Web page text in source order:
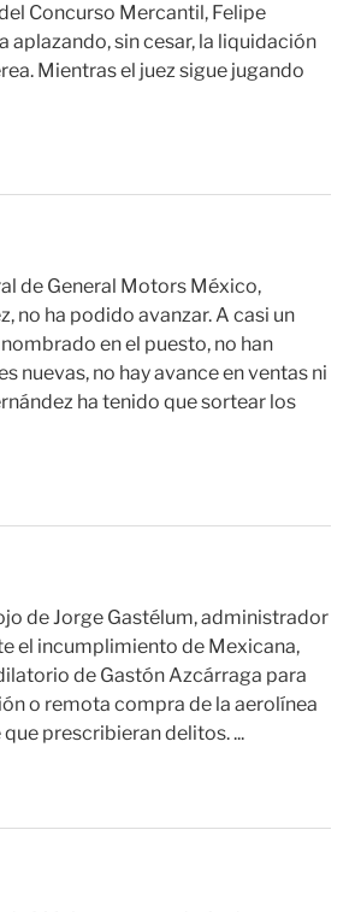
Concurso Mercantil, Felipe
aplazando, sin cesar, la liquidación
Mientras el juez sigue jugando
de General Motors México,
no ha podido avanzar. A casi un
en el puesto, no han
nuevas, no hay avance en ventas ni
ha tenido que sortear los
de Jorge Gastélum, administrador
el incumplimiento de Mexicana,
de Gastón Azcárraga para
o remota compra de la aerolínea
prescribieran delitos. ...